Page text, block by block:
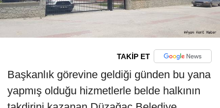
TAKİP ET
Başkanlık görevine geldiği günden bu yana
yapmış olduğu hizmetlerle belde halkının